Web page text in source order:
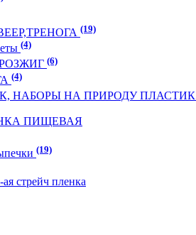
(19)
(4)
(6)
(4)
НАБОРЫ НА ПРИРОДУ ПЛАСТИК
ПИЩЕВАЯ
(19)
стрейч пленка